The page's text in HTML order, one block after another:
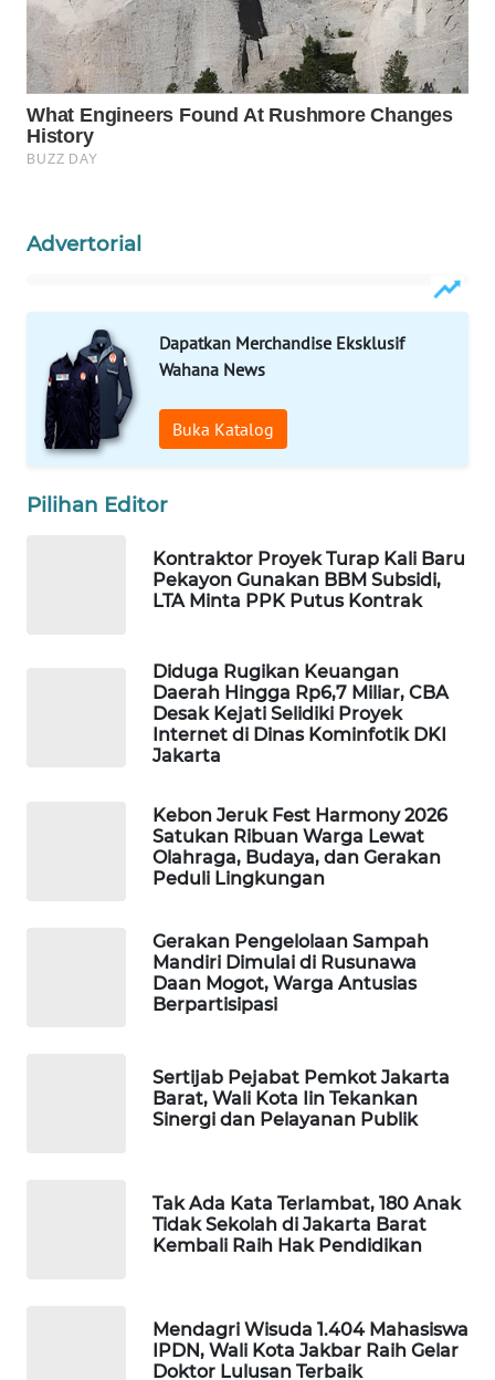
Advertorial
Dapatkan Merchandise Eksklusif
Wahana News
Buka Katalog
Pilihan Editor
Kontraktor Proyek Turap Kali Baru
Pekayon Gunakan BBM Subsidi,
LTA Minta PPK Putus Kontrak
Diduga Rugikan Keuangan
Daerah Hingga Rp6,7 Miliar, CBA
Desak Kejati Selidiki Proyek
Internet di Dinas Kominfotik DKI
Jakarta
Kebon Jeruk Fest Harmony 2026
Satukan Ribuan Warga Lewat
Olahraga, Budaya, dan Gerakan
Peduli Lingkungan
Gerakan Pengelolaan Sampah
Mandiri Dimulai di Rusunawa
Daan Mogot, Warga Antusias
Berpartisipasi
Sertijab Pejabat Pemkot Jakarta
Barat, Wali Kota Iin Tekankan
Sinergi dan Pelayanan Publik
Tak Ada Kata Terlambat, 180 Anak
Tidak Sekolah di Jakarta Barat
Kembali Raih Hak Pendidikan
Mendagri Wisuda 1.404 Mahasiswa
IPDN, Wali Kota Jakbar Raih Gelar
Doktor Lulusan Terbaik
WAHANA
UMKM
WAHANA
SELEB
WAHANA
HEALTH
WAHANA
DESA